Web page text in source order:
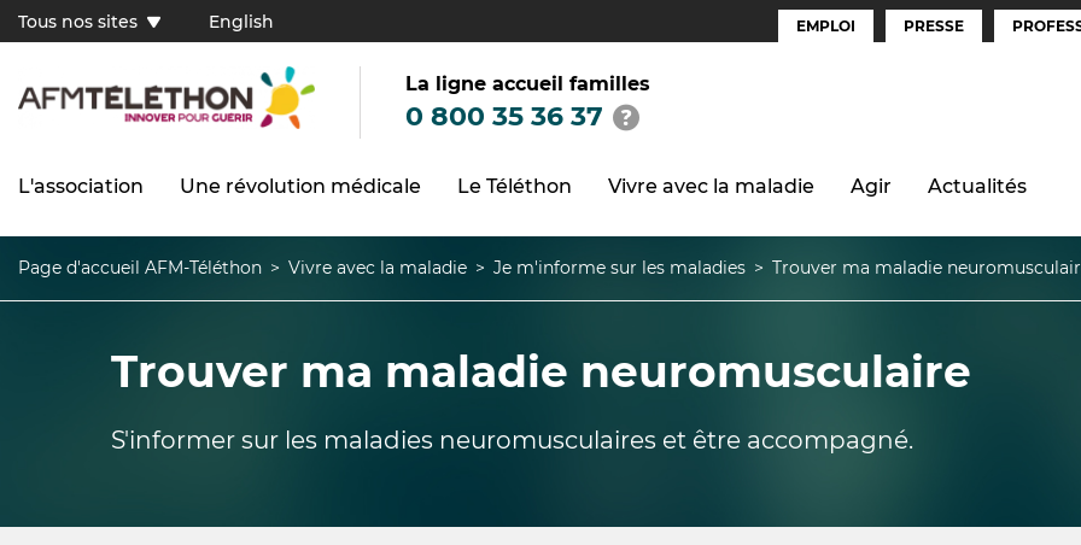
contenu
Tous
sites
(FR)
Tous nos sites English
Espaces
EMPLOI PRESSE
La ligne accueil familles
0 800 35 36 37
Navigation
L'association Une révolution médicale Le Téléthon Vivre avec la maladie Agir Actualités
Fil
d'Ariane
Page d'accueil AFM-Téléthon Vivre avec la maladie Je m'informe sur les maladies Trouver ma maladie
Trouver ma maladie neuromusculaire
S'informer sur les maladies neuromusculaires et être accompagné.